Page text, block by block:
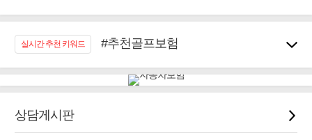
실시간 추천 키워드
#추천골프보험
#노후대비 연금재테크!
#교통사고대비 운전자보험
상담게시판